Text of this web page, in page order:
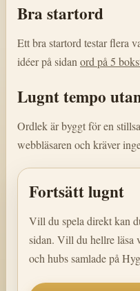
Bra startord
Ett bra startord testar flera
idéer på sidan ord på 5
Lugnt tempo
Ordlek är byggt för en
webbläsaren och kräver
Fortsätt lugnt
Vill du spela direkt kan
sidan. Vill du hellre läsa
och hubs samlade på